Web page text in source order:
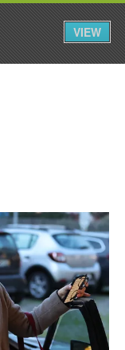
Iniciar Sessão
VIEW